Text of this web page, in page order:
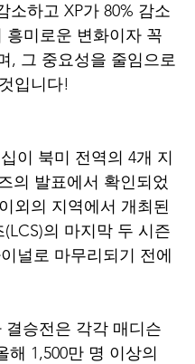
소하고 XP가 80% 감소
미로운 변화이자 꼭
, 그 중요성을 줄임으로
입니다!
이 북미 전역의 4개 지
의 발표에서 확인되었
이외의 지역에서 개최된
의 마지막 두 시즌
널로 마무리되기 전에
승전은 각각 매디슨
1,500만 명 이상의